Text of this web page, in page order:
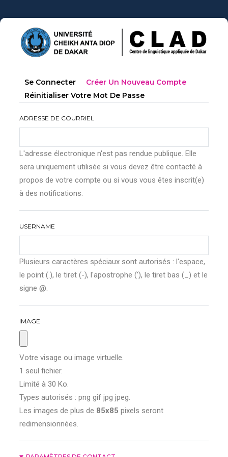
au
contenu
principal
Primary
tabs
Se Connecter Créer Un Nouveau Compte
Réinitialiser Votre Mot De Passe
ADRESSE DE COURRIEL
L'adresse électronique n'est pas rendue publique. Elle
sera uniquement utilisée si vous devez être contacté à
propos de votre compte ou si vous vous êtes inscrit(e)
à des notifications.
USERNAME
Plusieurs caractères spéciaux sont autorisés : l'espace,
le point (.), le tiret (-), l'apostrophe ('), le tiret bas (_) et le
signe @.
IMAGE
Votre visage ou image virtuelle.
1 seul fichier.
Limité à 30 Ko.
Types autorisés : png gif jpg jpeg.
Les images de plus de 85x85 pixels seront
redimensionnées.